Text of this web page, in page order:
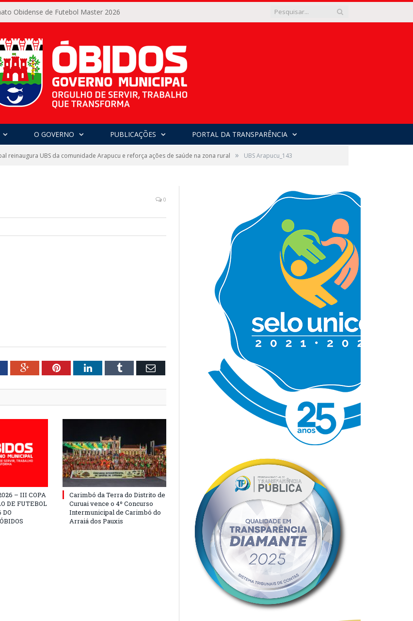
Obidense de Futebol Master 2026
O GOVERNO PUBLICAÇÕES PORTAL DA TRANSPARÊNCIA
reinaugura UBS da comunidade Arapucu e reforça ações de saúde na zona rural » UBS Arapucu_143
0
Google+PinterestLinkedInTumblr Email
– III COPA
DE FUTEBOL
Carimbó da Terra do Distrito de
Curuai vence o 4º Concurso
Intermunicipal de Carimbó do
Arraiá dos Pauxis